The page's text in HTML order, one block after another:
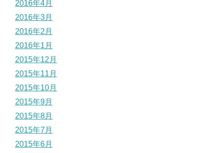
2016年4月
2016年3月
2016年2月
2016年1月
2015年12月
2015年11月
2015年10月
2015年9月
2015年8月
2015年7月
2015年6月